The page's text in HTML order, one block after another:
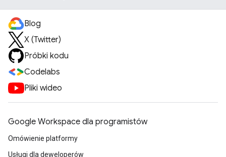
Blog
X (Twitter)
Próbki kodu
Codelabs
Pliki wideo
Google Workspace dla programistów
Omówienie platformy
Usługi dla deweloperów